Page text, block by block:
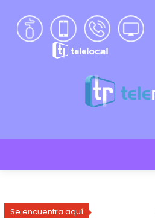
Se encuentra aquí